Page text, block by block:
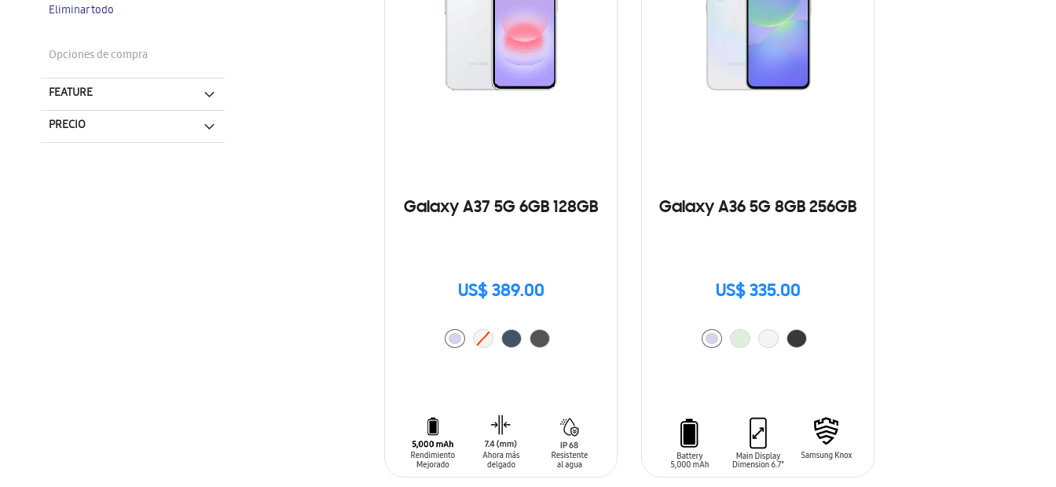
Galaxy A37 5G 6GB 128GB
US$ 389.00
Galaxy A36 5G 8GB 256GB
US$ 335.00
artículo
Eliminar todo
Opciones de compra
FEATURE
PRECIO